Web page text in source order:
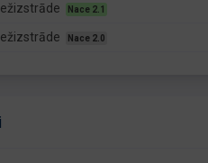
Nace 2.1
Nace 2.0